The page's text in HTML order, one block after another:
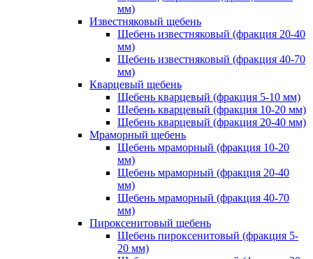
мм)
Известняковый щебень
Щебень известняковый (фракция 20-40
мм)
Щебень известняковый (фракция 40-70
мм)
Кварцевый щебень
Щебень кварцевый (фракция 5-10 мм)
Щебень кварцевый (фракция 10-20 мм)
Щебень кварцевый (фракция 20-40 мм)
Мраморный щебень
Щебень мраморный (фракция 10-20
мм)
Щебень мраморный (фракция 20-40
мм)
Щебень мраморный (фракция 40-70
мм)
Пироксенитовый щебень
Щебень пироксенитовый (фракция 5-
20 мм)